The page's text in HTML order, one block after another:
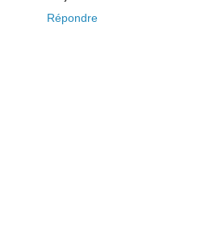
Répondre